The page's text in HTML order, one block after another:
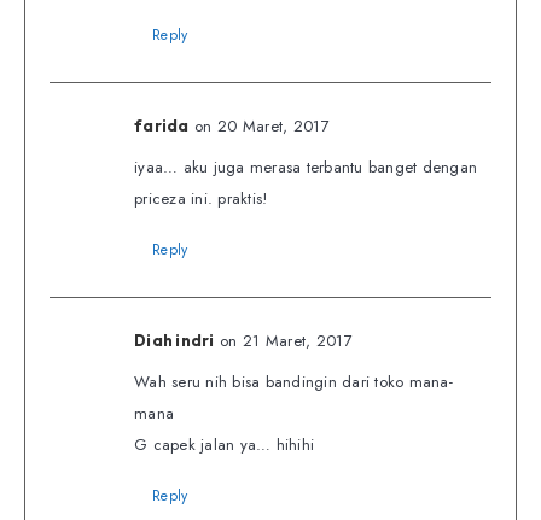
Reply
farida on 20 Maret, 2017
iyaa… aku juga merasa terbantu banget dengan
priceza ini. praktis!
Reply
Diah indri on 21 Maret, 2017
Wah seru nih bisa bandingin dari toko mana-
mana
G capek jalan ya… hihihi
Reply